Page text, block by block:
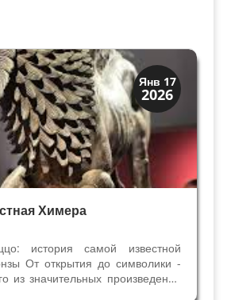
Янв 17
2026
и Библия
Химера
история самой известной
От открытия до символики -
из значительных произведений